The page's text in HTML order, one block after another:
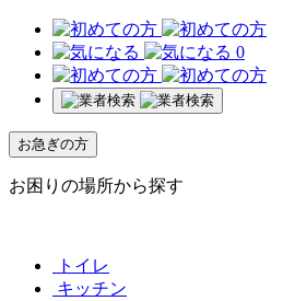
0
お急ぎの方
お困りの場所から探す
トイレ
キッチン